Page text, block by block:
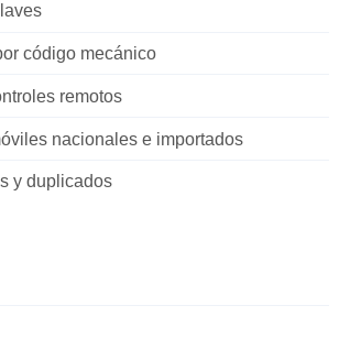
código mecánico
remotos
nacionales e importados
y duplicados